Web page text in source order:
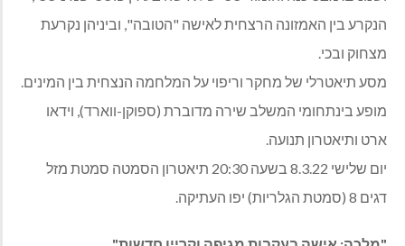
הנקרע בין האמזונה הרצחית לאישה "הטובה", וביניהן נקרעת
מצחוק ובכי.
מסע תיאטרלי של מחקר וריפוי על המלחמה הנצחית בין המינים.
מופע בינתחומי המשלב שירה מדוברת (ספוקן-ווארד), וידאו
ארט ותיאטרון תנועה.
יום שלישי 8.3.22 בשעה 20:30 תיאטרון הסמטה סמטת מזל
דגים 8 (סמטת הגלריות) יפו העתיקה.